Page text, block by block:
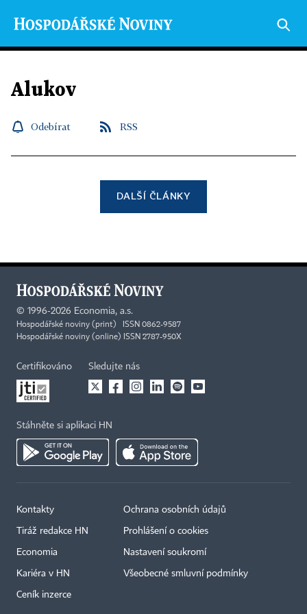
Alukov
Odebírat RSS
DALŠÍ ČLÁNKY
© 1996-2026 Economia, a.s.
Hospodářské noviny (print) ISSN 0862-9587
Hospodářské noviny (online) ISSN 2787-950X
Certifikováno Sledujte nás
Stáhněte si aplikaci HN
Kontakty
Tiráž redakce HN
Economia
Kariéra v HN
Ceník inzerce
Ochrana osobních údajů
Prohlášení o cookies
Nastavení soukromí
Všeobecné smluvní podmínky